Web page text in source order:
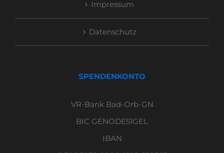
Impressum
Datenschutz
SPENDENKONTO
VR-Bank Bad-Orb-GN
BIC GENODE51GEL
IBAN